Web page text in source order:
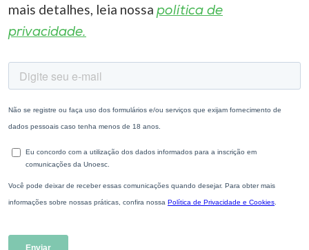
mais detalhes, leia nossa política de
privacidade.